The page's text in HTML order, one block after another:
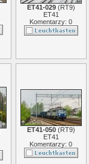
ET41-029(RT9)
ET41
Komentarzy: 0
ET41-050(RT9)
ET41
Komentarzy: 0